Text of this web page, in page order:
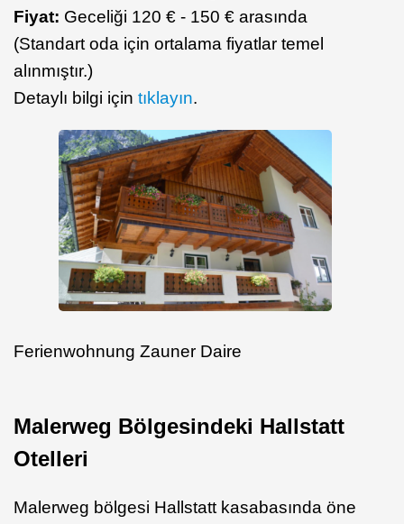
Fiyat: Geceliği 120 € - 150 € arasında
(Standart oda için ortalama fiyatlar temel
alınmıştır.)
Detaylı bilgi için tıklayın.
Ferienwohnung Zauner Daire
Malerweg Bölgesindeki Hallstatt
Otelleri
Malerweg bölgesi Hallstatt kasabasında öne